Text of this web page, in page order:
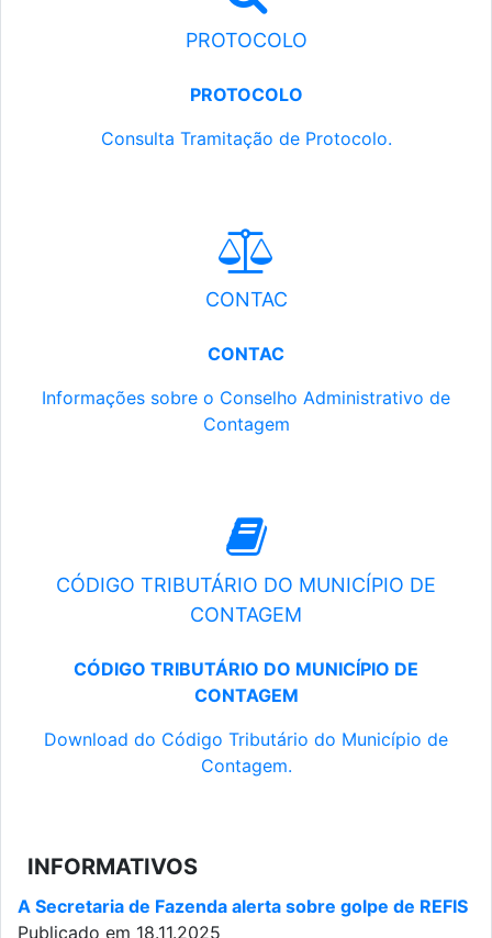
PROTOCOLO
PROTOCOLO
Consulta Tramitação de Protocolo.
CONTAC
CONTAC
Informações sobre o Conselho Administrativo de
Contagem
CÓDIGO TRIBUTÁRIO DO MUNICÍPIO DE
CONTAGEM
CÓDIGO TRIBUTÁRIO DO MUNICÍPIO DE
CONTAGEM
Download do Código Tributário do Município de
Contagem.
INFORMATIVOS
A Secretaria de Fazenda alerta sobre golpe de REFIS
Publicado em 18.11.2025